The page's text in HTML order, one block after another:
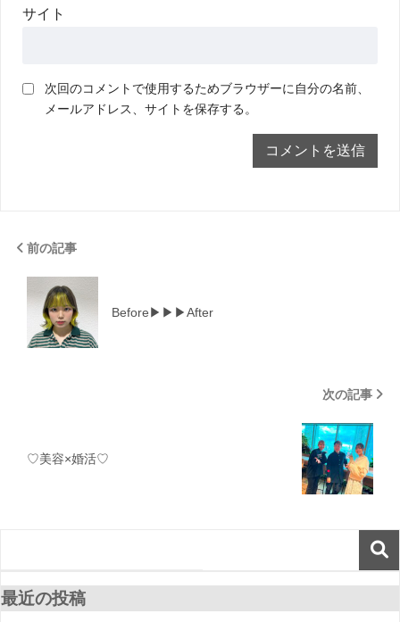
サイト
次回のコメントで使用するためブラウザーに自分の名前、
メールアドレス、サイトを保存する。
前の記事
Before▶▶▶After
次の記事
♡美容×婚活♡
最近の投稿